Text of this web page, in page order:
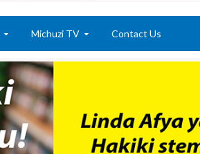
Michuzi TV Contact Us